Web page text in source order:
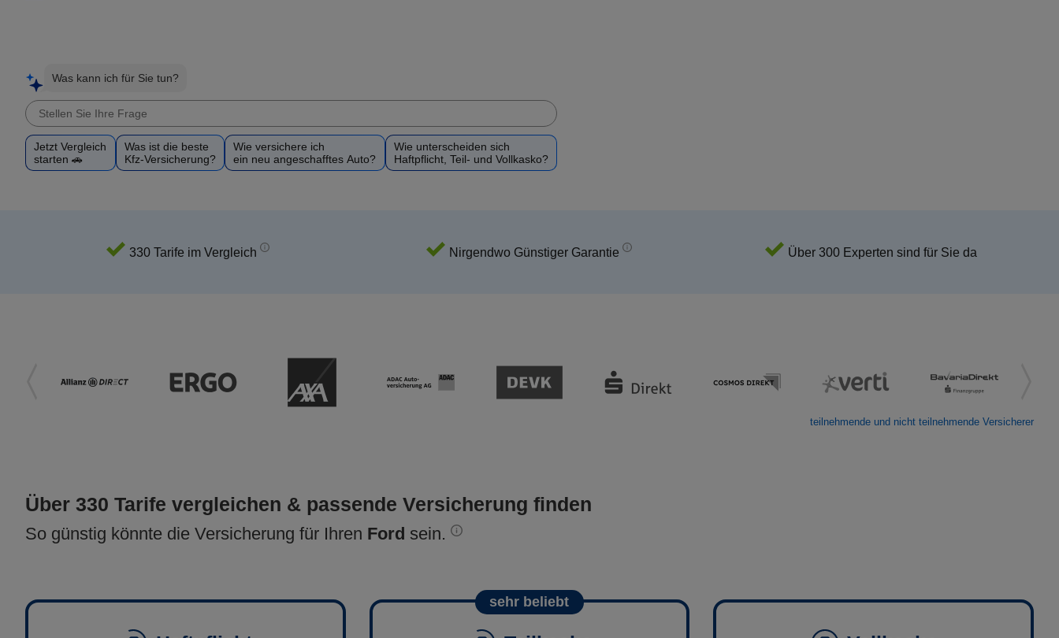
Was kann ich für Sie tun?
Jetzt Vergleich
starten 🚗
Was ist die beste
Kfz-Versicherung?
Wie versichere ich
ein neu angeschafftes Auto?
Wie unterscheiden sich
Haftpflicht, Teil- und Vollkasko?
330 Tarife im Vergleich Nirgendwo Günstiger Garantie Über 300 Experten sind für Sie da
teilnehmende und nicht teilnehmende Versicherer
Über 330 Tarife vergleichen & passende Versicherung finden
So günstig könnte die Versicherung für Ihren Ford sein.
sehr beliebt